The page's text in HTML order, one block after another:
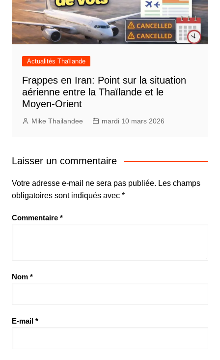
Actualités Thaïlande
Frappes en Iran: Point sur la situation
aérienne entre la Thaïlande et le
Moyen-Orient
Mike Thailandee mardi 10 mars 2026
Laisser un commentaire
Votre adresse e-mail ne sera pas publiée. Les champs
obligatoires sont indiqués avec *
Commentaire *
Nom *
E-mail *